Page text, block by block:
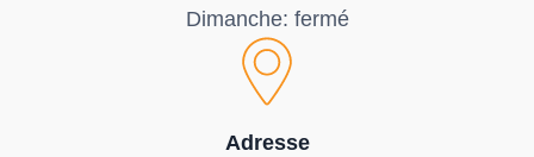
Dimanche: fermé
Adresse